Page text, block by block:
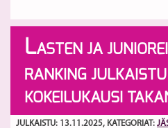
LASTEN JA
RANKING
KOKEILUKAUSI
JULKAISTU: 13.11.2025, KATEGORIAT: